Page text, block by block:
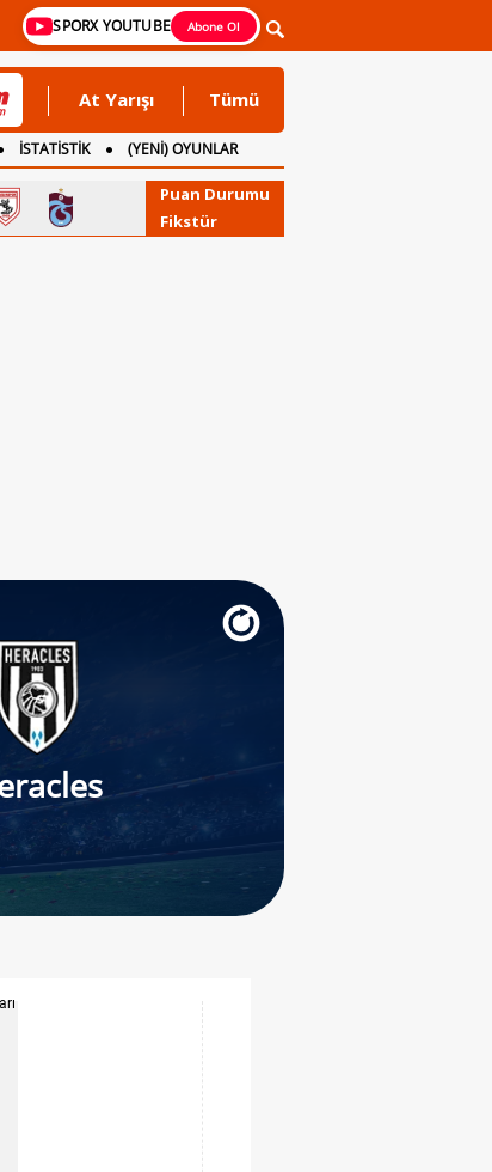
SPORX YOUTUBE Abone Ol
At Yarışı Tümü
İSTATİSTİK
(YENİ) OYUNLAR
Puan Durumu
Fikstür